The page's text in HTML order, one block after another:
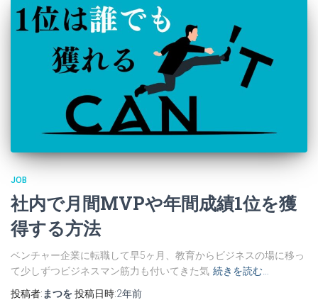
JOB
社内で月間MVPや年間成績1位を獲
得する方法
ベンチャー企業に転職して早5ヶ月、教育からビジネスの場に移っ
て少しずつビジネスマン筋力も付いてきた気 続きを読む…
投稿者: まつを投稿日時:2年前